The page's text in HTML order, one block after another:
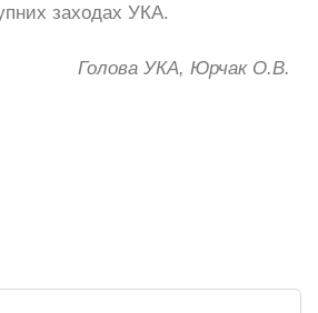
заходах УКА.
Голова УКА, Юрчак О.В.